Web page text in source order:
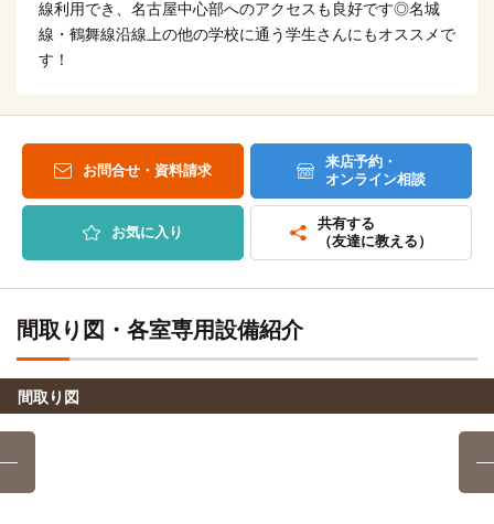
東海学園大学(名古屋キャンパス) 電車
5分
「原」駅（地下鉄鶴舞線5分)→「八事」駅
電車
「八事」駅→（鶴舞線9分）→「鶴舞」駅
名古屋工業大学 電車
「八事」駅→（地下鉄鶴舞線9分）→「鶴舞」駅
八事駅→名城線10分→自由ヶ丘駅
名城大学(ナゴヤドーム前キャンパス)
線利用でき、名古屋中心部へのアクセスも良好です◎名城
線・鶴舞線沿線上の他の学校に通う学生さんにもオススメで
す！
お問合せ・資料請求
来店予約・
オンライン相談
お気に入り
共有する
（友達に教える）
間取り図・各室専用設備紹介
間取り図